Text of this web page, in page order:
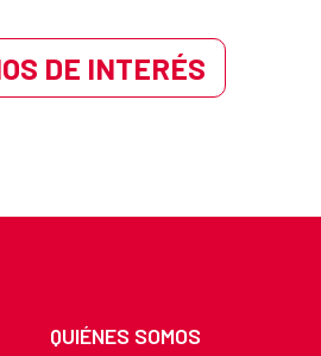
DE INTERÉS
QUIÉNES SOMOS